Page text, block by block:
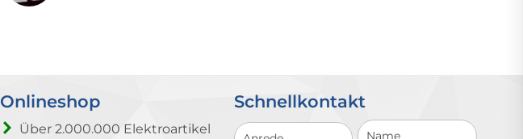
Onlineshop
Über 2.000.000 Elektroartikel
Schnellkontakt
Schnellkontakt